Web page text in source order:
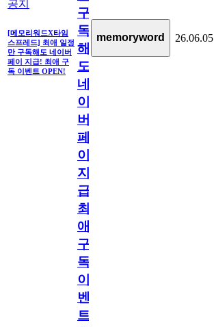
공지
[메모리워드X타임
스프레드] 최애 일정
만 구독해도 네이버
페이 지급! 최애 구
독 이벤트 OPEN!
구
독
해
도
네
이
버
페
이
지
급!
최
애
구
독
이
벤
트
memoryword 26.06.05